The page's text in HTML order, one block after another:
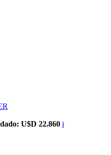
U$D 22.860 i